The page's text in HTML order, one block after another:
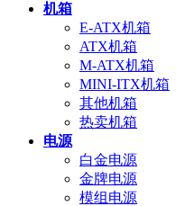
机箱
E-ATX机箱
ATX机箱
M-ATX机箱
MINI-ITX机箱
其他机箱
热卖机箱
电源
白金电源
金牌电源
模组电源